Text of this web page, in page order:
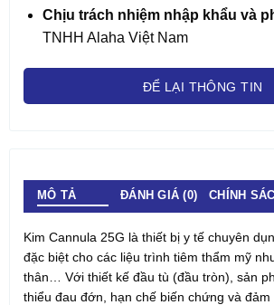
Chịu trách nhiệm nhập khẩu và
TNHH Alaha Việt Nam
ĐỂ LẠI THÔNG TIN
MÔ TẢ ĐÁNH GIÁ (0) CHÍNH
Kim Cannula 25G là thiết bị y tế chuyên
đặc biệt cho các liệu trình tiêm thẩm mỹ
thân… Với thiết kế đầu tù (đầu tròn), sản
thiểu đau đớn, hạn chế biến chứng và